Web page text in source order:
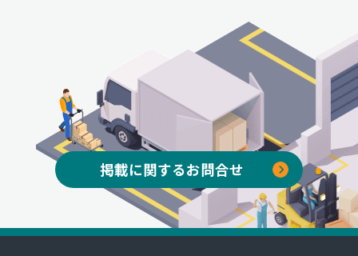
掲載に関するお問合せ